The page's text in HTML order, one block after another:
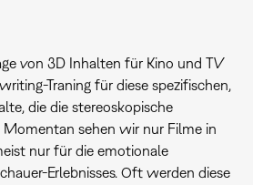
von 3D Inhalten für Kino und TV
Traning für diese spezifischen,
die die stereoskopische
sehen wir nur Filme in
nur für die emotionale
Erlebnisses. Oft werden diese